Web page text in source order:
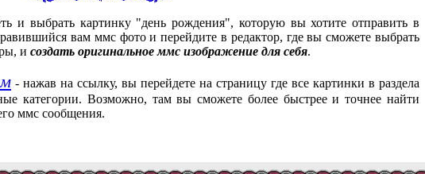
и выбрать картинку "день рождения", которую вы хотите отправить в
вам ммс фото и перейдите в редактор, где вы сможете выбрать
и создать оригинальное ммс изображение для себя.
- нажав на ссылку, вы перейдете на страницу где все картинки в раздела
категории. Возможно, там вы сможете более быстрее и точнее найти
ммс сообщения.